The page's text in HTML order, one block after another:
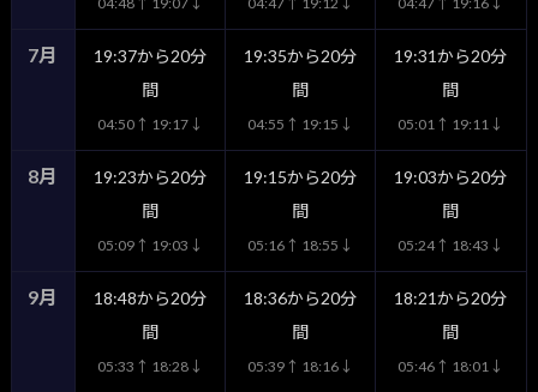
7月
19:37から20分
間
04:50↑ 19:17↓
19:35から20分
間
04:55↑ 19:15↓
19:31から20分
間
05:01↑ 19:11↓
8月
19:23から20分
間
05:09↑ 19:03↓
19:15から20分
間
05:16↑ 18:55↓
19:03から20分
間
05:24↑ 18:43↓
9月
18:48から20分
間
05:33↑ 18:28↓
18:36から20分
間
05:39↑ 18:16↓
18:21から20分
間
05:46↑ 18:01↓